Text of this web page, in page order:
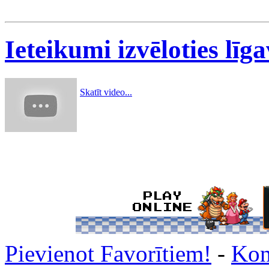
Ieteikumi izvēloties
Skatīt video...
Pievienot Favorītiem! -